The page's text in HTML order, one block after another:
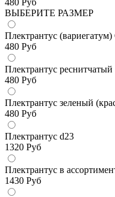
ВЫБЕРИТЕ РАЗМЕР
Плектрантус (вариегатум)
480 Руб
Плектрантус реснитчатый
480 Руб
Плектрантус зеленый
480 Руб
Плектрантус d23
1320 Руб
Плектрантус в
1430 Руб